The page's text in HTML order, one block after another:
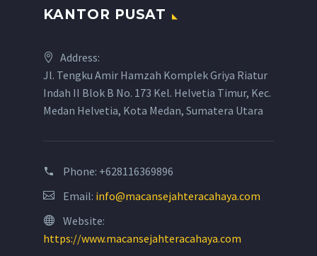
KANTOR PUSAT
Address:
Jl. Tengku Amir Hamzah Komplek Griya Riatur
Indah II Blok B No. 173 Kel. Helvetia Timur, Kec.
Medan Helvetia, Kota Medan, Sumatera Utara
Phone: +628116369896
Email: info@macansejahteracahaya.com
Website:
https://www.macansejahteracahaya.com